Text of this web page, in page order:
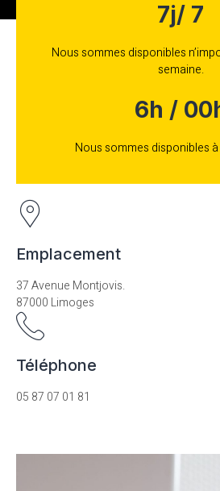
Emplacement
37 Avenue Montjovis.
87000 Limoges
Téléphone
05 87 07 01 81
7j/ 7
Nous sommes disponibles
semaine.
6h /
Nous sommes disponibles